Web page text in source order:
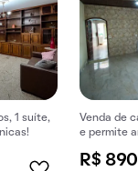
1 suíte,
Venda de
e permite
R$